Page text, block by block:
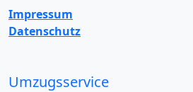
Impressum
Datenschutz
Umzugsservice